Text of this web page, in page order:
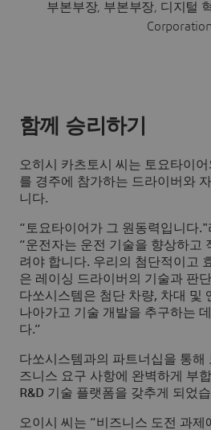
부본부장, 부본부장, 디지털
Corporation
함께 승리하기
오히시 카츠토시 씨는 토요타이
를 경주에 참가하는 드라이버와
니다.
“토요타이어가 그 원동력입니다
“운전자는 운전 기술을 향상하고
려야 합니다. 우리의 첨단적이고
은 레이싱 드라이버의 기술과 판
다쏘시스템은 첨단 차량, 차대 및
나아가고 기술 개발을 추구하는
다.”
다쏘시스템과의 파트너십을 통해
즈니스 요구 사항에 완벽하게 부
R&D 기술 플랫폼을 갖추게 되었
오이시 씨는 “비즈니스 도전 과제